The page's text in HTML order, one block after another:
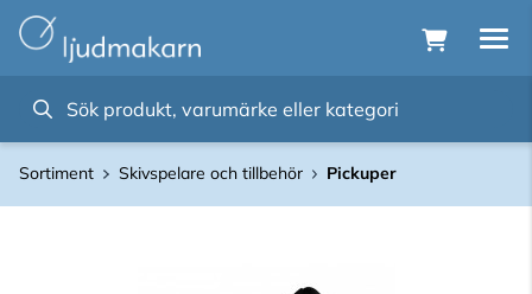
Sortiment Skivspelare och tillbehör Pickuper